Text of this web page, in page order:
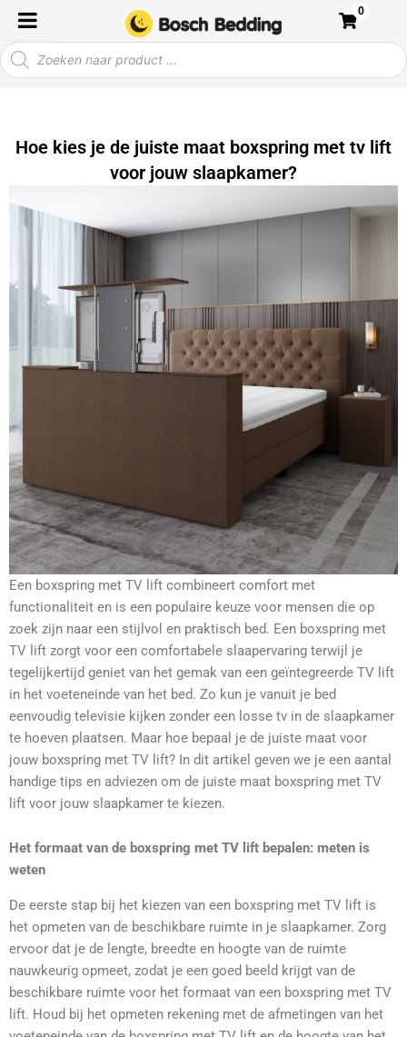
naar
de
inhoud
Producten
zoeken
0
Hoe kies je de juiste maat boxspring met tv lift
voor jouw slaapkamer?
Een boxspring met TV lift combineert comfort met
functionaliteit en is een populaire keuze voor mensen die op
zoek zijn naar een stijlvol en praktisch bed. Een boxspring met
TV lift zorgt voor een comfortabele slaapervaring terwijl je
tegelijkertijd geniet van het gemak van een geïntegreerde TV lift
in het voeteneinde van het bed. Zo kun je vanuit je bed
eenvoudig televisie kijken zonder een losse tv in de slaapkamer
te hoeven plaatsen. Maar hoe bepaal je de juiste maat voor
jouw boxspring met TV lift? In dit artikel geven we je een aantal
handige tips en adviezen om de juiste maat boxspring met TV
lift voor jouw slaapkamer te kiezen.
Het formaat van de boxspring met TV lift bepalen: meten is
weten
De eerste stap bij het kiezen van een boxspring met TV lift is
het opmeten van de beschikbare ruimte in je slaapkamer. Zorg
ervoor dat je de lengte, breedte en hoogte van de ruimte
nauwkeurig opmeet, zodat je een goed beeld krijgt van de
beschikbare ruimte voor het formaat van een boxspring met TV
lift. Houd bij het opmeten rekening met de afmetingen van het